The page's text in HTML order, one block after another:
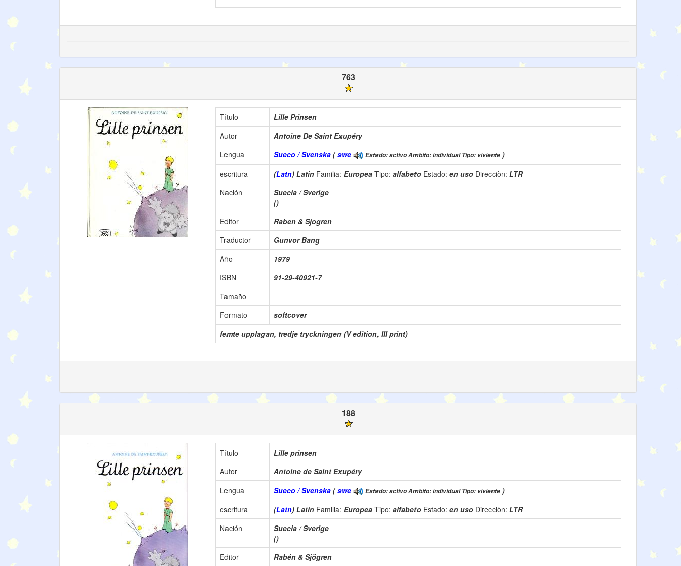
763
Título
Lille Prinsen
Autor
Antoine De Saint Exupéry
Lengua
Sueco / Svenska (swe Estado: activo Àmbito: individual Tipo: viviente )
escritura
(Latn) Latin Familia: Europea Tipo: alfabeto Estado: en uso Direcciòn: LTR
Nación
Suecia / Sverige
()
Editor
Raben & Sjogren
Traductor
Gunvor Bang
Año
1979
ISBN
91-29-40921-7
Tamaño
Formato
softcover
femte upplagan, tredje tryckningen (V edition, III print)
188
Título
Lille prinsen
Autor
Antoine de Saint Exupéry
Lengua
Sueco / Svenska (swe Estado: activo Àmbito: individual Tipo: viviente )
escritura
(Latn) Latin Familia: Europea Tipo: alfabeto Estado: en uso Direcciòn: LTR
Nación
Suecia / Sverige
()
Editor
Rabén & Sjögren